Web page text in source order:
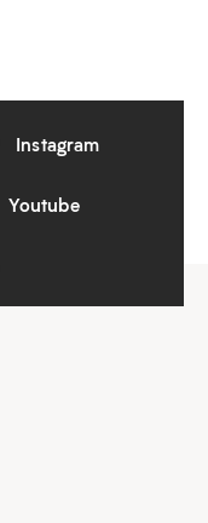
Instagram
Youtube